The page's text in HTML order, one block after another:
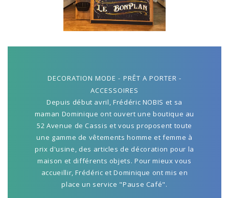
DECORATION MODE - PRÊT A PORTER -
ACCESSOIRES
Depuis début avril, Frédéric NOBIS et sa
maman Dominique ont ouvert une boutique au
52 Avenue de Cassis et vous proposent toute
une gamme de vêtements homme et femme à
prix d'usine, des articles de décoration pour la
maison et différents objets. Pour mieux vous
accueillir, Frédéric et Dominique ont mis en
place un service "Pause Café".